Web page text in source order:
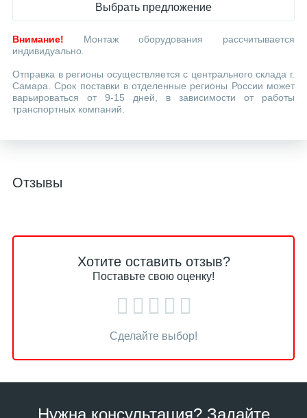
Выбрать предложение
Внимание! Монтаж оборудования рассчитывается
индивидуально.
Отправка в регионы осуществляется с центрального склада г.
Самара. Срок поставки в отделенные регионы России может
варьироваться от 9-15 дней, в зависимости от работы
транспортных компаний.
Отзывы
Хотите оставить отзыв?
Поставьте свою оценку!
Сделайте выбор!
Нужна консультация? Задайте